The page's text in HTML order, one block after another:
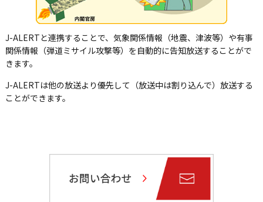
J-ALERTと連携することで、気象関係情報（地震、津波等）や有事
関係情報（弾道ミサイル攻撃等）を自動的に告知放送することがで
きます。
J-ALERTは他の放送より優先して（放送中は割り込んで）放送する
ことができます。